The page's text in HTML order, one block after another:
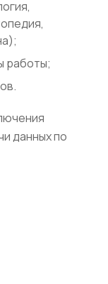
работы;
данных по